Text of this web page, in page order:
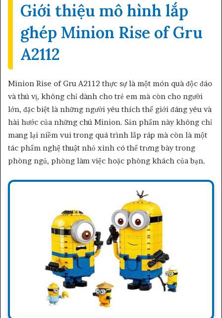
Giới thiệu mô hình lắp
ghép Minion Rise of Gru
A2112
Minion Rise of Gru A2112 thực sự là một món quà độc đáo
và thú vị, không chỉ dành cho trẻ em mà còn cho người
lớn, đặc biệt là những người yêu thích thế giới đáng yêu và
hài hước của những chú Minion. Sản phẩm này không chỉ
mang lại niềm vui trong quá trình lắp ráp mà còn là một
tác phẩm nghệ thuật nhỏ xinh có thể trưng bày trong
phòng ngủ, phòng làm việc hoặc phòng khách của bạn.